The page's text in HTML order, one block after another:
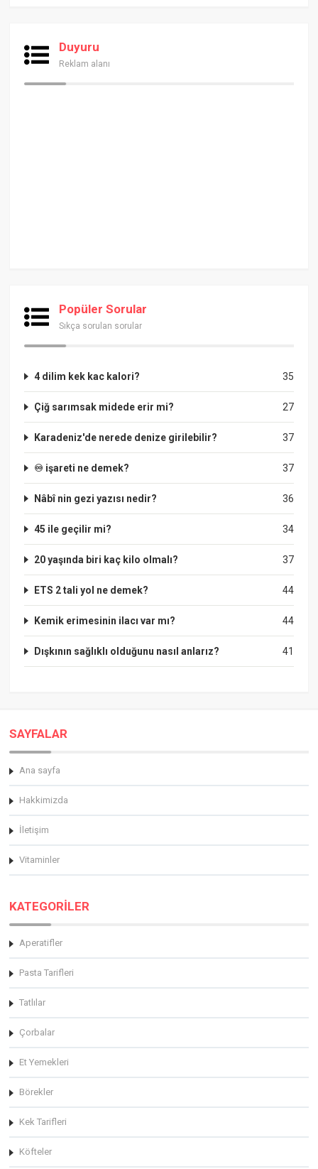
Duyuru
Reklam alanı
Popüler Sorular
Sıkça sorulan sorular
35
4 dilim kek kac kalori?
27
Çiğ sarımsak midede erir mi?
37
Karadeniz'de nerede denize girilebilir?
37
♾ işareti ne demek?
36
Nâbî nin gezi yazısı nedir?
34
45 ile geçilir mi?
37
20 yaşında biri kaç kilo olmalı?
44
ETS 2 tali yol ne demek?
44
Kemik erimesinin ilacı var mı?
41
Dışkının sağlıklı olduğunu nasıl anlarız?
SAYFALAR
Ana sayfa
Hakkimizda
İletişim
Vitaminler
KATEGORİLER
Aperatifler
Pasta Tarifleri
Tatlılar
Çorbalar
Et Yemekleri
Börekler
Kek Tarifleri
Köfteler